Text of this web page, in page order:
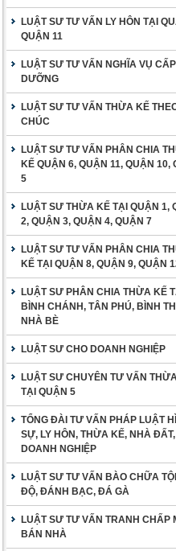
LUẬT SƯ TƯ VẤN LY HÔN TẠI
QUẬN 11
LUẬT SƯ TƯ VẤN NGHĨA VỤ CẤP
DƯỠNG
LUẬT SƯ TƯ VẤN THỪA KẾ
CHÚC
LUẬT SƯ TƯ VẤN PHÂN CHIA
KẾ QUẬN 6, QUẬN 11, QUẬN 10,
5
LUẬT SƯ THỪA KẾ TẠI QUẬN 1,
2, QUẬN 3, QUẬN 4, QUẬN 7
LUẬT SƯ TƯ VẤN PHÂN CHIA
KẾ TẠI QUẬN 8, QUẬN 9, QUẬN
LUẬT SƯ PHÂN CHIA THỪA KẾ
BÌNH CHÁNH, TÂN PHÚ, BÌNH
NHÀ BÈ
LUẬT SƯ CHO DOANH NGHIỆP
LUẬT SƯ CHUYÊN TƯ VẤN
TẠI QUẬN 5
TỔNG ĐÀI TƯ VẤN PHÁP LUẬT
SỰ, LY HÔN, THỪA KẾ, NHÀ ĐẤT,
DOANH NGHIỆP
LUẬT SƯ TƯ VẤN BÀO CHỮA
ĐỘ, ĐÁNH BẠC, ĐÁ GÀ
LUẬT SƯ TƯ VẤN TRANH CHẤP
BÁN NHÀ